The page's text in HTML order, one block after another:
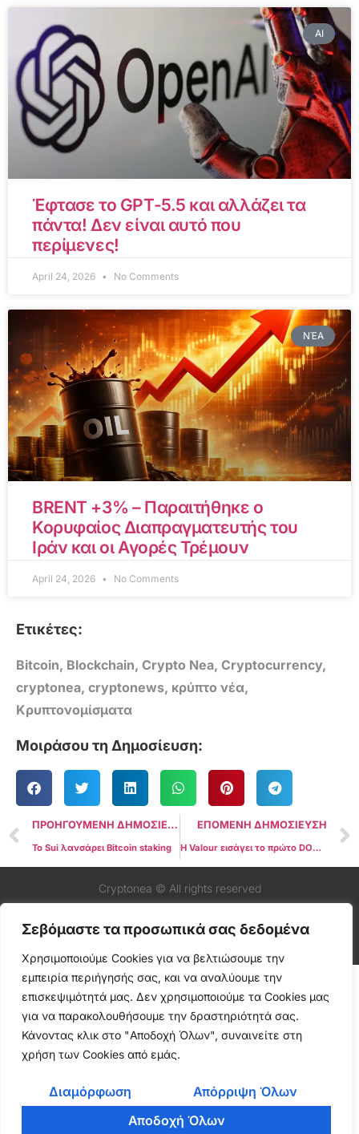
Σεβόμαστε τα προσωπικά σας δεδομένα
Χρησιμοποιούμε Cookies για να βελτιώσουμε την
εμπειρία περιήγησής σας, και να αναλύουμε την
επισκεψιμότητά μας. Δεν χρησιμοποιούμε τα Cookies μας
για να παρακολουθήσουμε την δραστηριότητά σας.
Κάνοντας κλικ στο "Αποδοχή Όλων", συναινείτε στη
χρήση των Cookies από εμάς.
Διαμόρφωση
Απόρριψη Όλων
Αποδοχή Όλων
AI
Έφτασε το GPT-5.5 και αλλάζει τα
πάντα! Δεν είναι αυτό που
περίμενες!
April 24, 2026 No Comments
ΝΈΑ
BRENT +3% – Παραιτήθηκε ο
Κορυφαίος Διαπραγματευτής του
Ιράν και οι Αγορές Τρέμουν
April 24, 2026 No Comments
Ετικέτες:
Bitcoin, Blockchain, Crypto Nea, Cryptocurrency,
cryptonea, cryptonews, κρύπτο νέα,
Κρυπτονομίσματα
Μοιράσου τη Δημοσίευση:
ΠΡΟΗΓΟΥΜΕΝΗ ΔΗΜΟΣΙΕΥΣΗ
Το Sui λανσάρει Bitcoin staking
ΕΠΟΜΕΝΗ ΔΗΜΟΣΙΕΥΣΗ
Η Valour εισάγει το πρώτο DOGE ETP
Cryptonea © All rights reserved